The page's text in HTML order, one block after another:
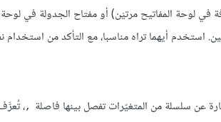
استخدم أيهما تراه مناسبا، مع التأكد من
عن سلسلة من المتغيّرات تفصل بينها فاصلة ,،